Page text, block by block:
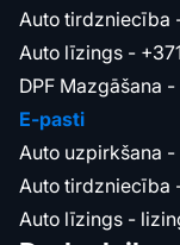
Auto tirdzniecība
Auto līzings -
DPF Mazgāšana -
E-pasti
Auto uzpirkšana -
Auto tirdzniecība
Auto līzings -